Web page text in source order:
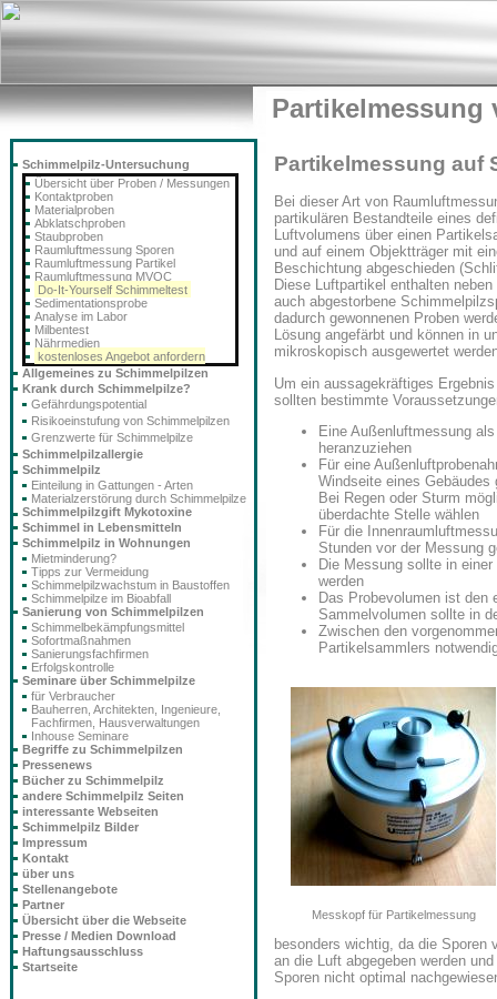
Partikelmessung
Partikelmessung auf
Bei dieser Art von
partikulären Bestandteile eines
Luftvolumens über einen
und auf einem Objektträger mit
Beschichtung abgeschieden
Diese Luftpartikel enthalten
auch abgestorbene
dadurch gewonnenen Proben
Lösung angefärbt und können in
mikroskopisch ausgewertet
Um ein aussagekräftiges
sollten bestimmte
Eine Außenluftmessung
heranzuziehen
Für eine
Windseite eines Gebäudes
Bei Regen oder Sturm
überdachte Stelle wählen
Für die
Stunden vor der Messung
Die Messung sollte in
werden
Das Probevolumen ist den
Sammelvolumen sollte in
Zwischen den
Partikelsammlers
Messkopf für Partikelmessung
besonders wichtig, da die Sporen
an die Luft abgegeben werden
Sporen nicht optimal
Schimmelpilz-Untersuchung
Übersicht über Proben / Messungen
Kontaktproben
Materialproben
Abklatschproben
Staubproben
Raumluftmessung Sporen
Raumluftmessung Partikel
Raumluftmessung MVOC
Do-It-Yourself Schimmeltest
Sedimentationsprobe
Analyse im Labor
Milbentest
Nährmedien
kostenloses Angebot anfordern
Allgemeines zu Schimmelpilzen
Krank durch Schimmelpilze?
Gefährdungspotential
Risikoeinstufung von Schimmelpilzen
Grenzwerte für Schimmelpilze
Schimmelpilzallergie
Schimmelpilz
Einteilung in Gattungen - Arten
Materialzerstörung durch Schimmelpilze
Schimmelpilzgift Mykotoxine
Schimmel in Lebensmitteln
Schimmelpilz in Wohnungen
Mietminderung?
Tipps zur Vermeidung
Schimmelpilzwachstum in Baustoffen
Schimmelpilze im Bioabfall
Sanierung von Schimmelpilzen
Schimmelbekämpfungsmittel
Sofortmaßnahmen
Sanierungsfachfirmen
Erfolgskontrolle
Seminare über Schimmelpilze
für Verbraucher
Bauherren, Architekten, Ingenieure,
Fachfirmen, Hausverwaltungen
Inhouse Seminare
Begriffe zu Schimmelpilzen
Pressenews
Bücher zu Schimmelpilz
andere Schimmelpilz Seiten
interessante Webseiten
Schimmelpilz Bilder
Impressum
Kontakt
über uns
Stellenangebote
Partner
Übersicht über die Webseite
Presse / Medien Download
Haftungsausschluss
Startseite